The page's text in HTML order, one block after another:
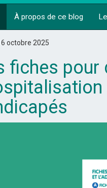
À propos de ce blog
octobre 2025
fiches